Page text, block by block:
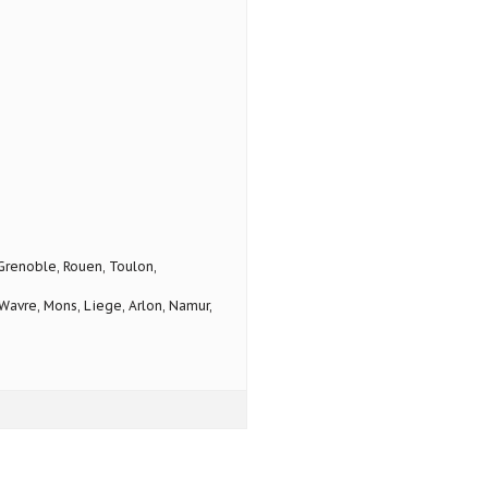
Rouen, Toulon,
Mons, Liege, Arlon, Namur,